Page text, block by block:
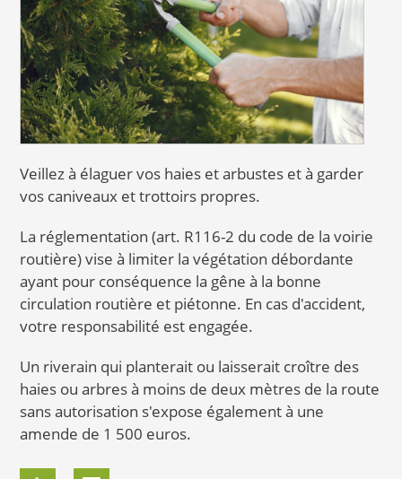
Veillez à élaguer vos haies et arbustes et à garder
vos caniveaux et trottoirs propres.
La réglementation (art. R116-2 du code de la voirie
routière) vise à limiter la végétation débordante
ayant pour conséquence la gêne à la bonne
circulation routière et piétonne. En cas d'accident,
votre responsabilité est engagée.
Un riverain qui planterait ou laisserait croître des
haies ou arbres à moins de deux mètres de la route
sans autorisation s'expose également à une
amende de 1 500 euros.